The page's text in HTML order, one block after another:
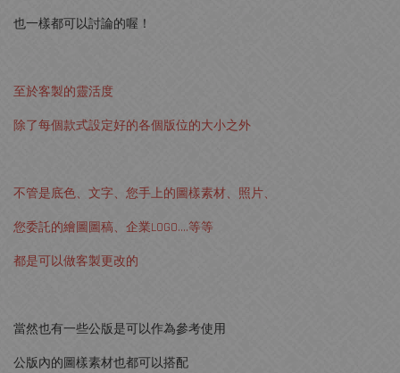
也一樣都可以討論的喔！
至於客製的靈活度
除了每個款式設定好的各個版位的大小之外
不管是底色、文字、您手上的圖樣素材、照片、
您委託的繪圖圖稿、企業LOGO....等等
都是可以做客製更改的
當然也有一些公版是可以作為參考使用
公版內的圖樣素材也都可以搭配